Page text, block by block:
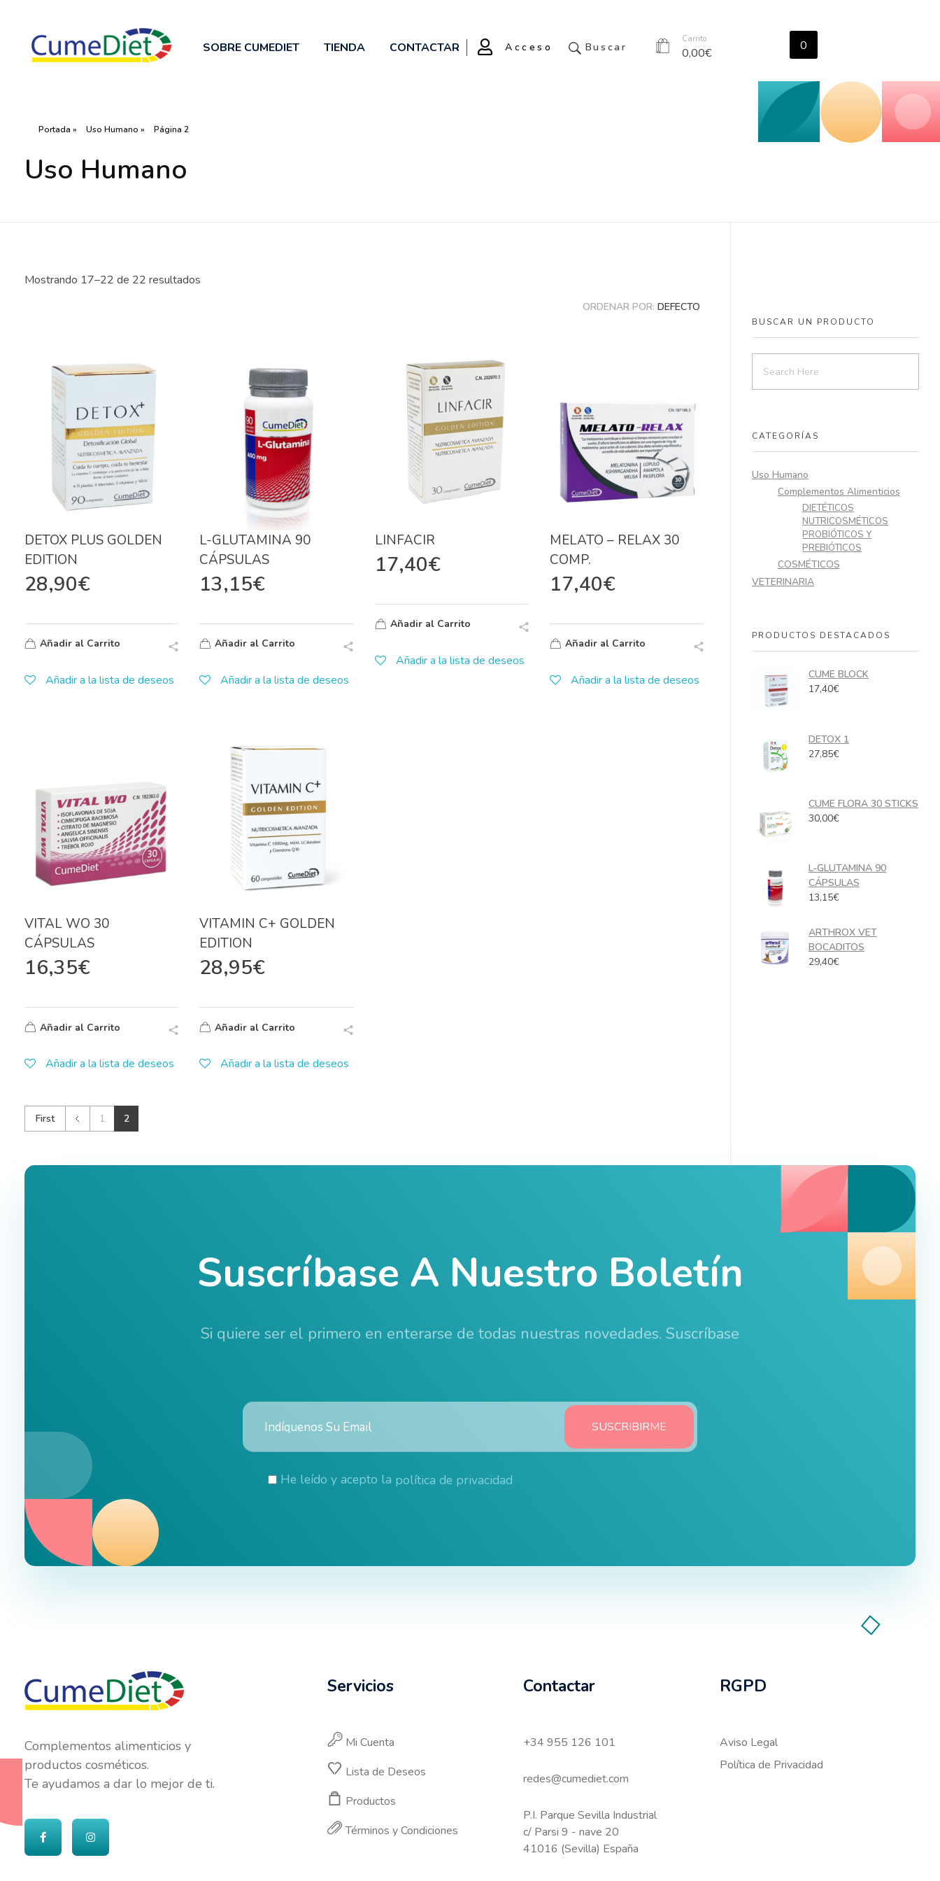
SOBRE CUMEDIET TIENDA CONTACTAR Acceso Buscar 0
Carrito
0,00€
Portada » Uso Humano » Página 2
Uso Humano
Mostrando 17–22 de 22 resultados
ORDENAR POR: DEFECTO
DETOX PLUS GOLDEN
EDITION
28,90€
Añadir al Carrito
Añadir a la lista de deseos
L-GLUTAMINA 90
CÁPSULAS
13,15€
Añadir al Carrito
Añadir a la lista de deseos
LINFACIR
17,40€
Añadir al Carrito
Añadir a la lista de deseos
MELATO – RELAX 30
COMP.
17,40€
Añadir al Carrito
Añadir a la lista de deseos
VITAL WO 30
CÁPSULAS
16,35€
Añadir al Carrito
Añadir a la lista de deseos
VITAMIN C+ GOLDEN
EDITION
28,95€
Añadir al Carrito
Añadir a la lista de deseos
First 1 2
BUSCAR UN PRODUCTO
CATEGORÍAS
Uso Humano
Complementos Alimenticios
DIETÉTICOS
NUTRICOSMÉTICOS
PROBIÓTICOS Y
PREBIÓTICOS
COSMÉTICOS
VETERINARIA
PRODUCTOS DESTACADOS
CUME BLOCK
17,40€
DETOX 1
27,85€
CUME FLORA 30 STICKS
30,00€
L-GLUTAMINA 90
CÁPSULAS
13,15€
ARTHROX VET
BOCADITOS
29,40€
Suscríbase A Nuestro Boletín
Si quiere ser el primero en enterarse de todas nuestras novedades. Suscríbase
He leído y acepto la política de privacidad
Complementos alimenticios y
productos cosméticos.
Te ayudamos a dar lo mejor de ti.
Servicios
Mi Cuenta
Lista de Deseos
Productos
Términos y Condiciones
Contactar
+34 955 126 101
redes@cumediet.com
P.I. Parque Sevilla Industrial
c/ Parsi 9 - nave 20
41016 (Sevilla) España
RGPD
Aviso Legal
Política de Privacidad